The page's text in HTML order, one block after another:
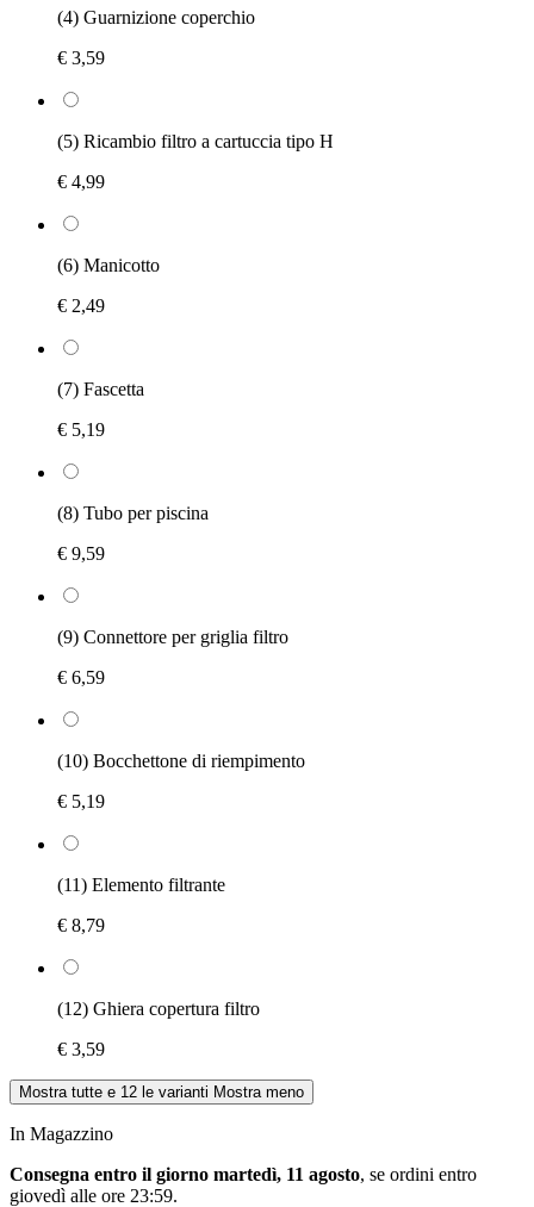
(4) Guarnizione coperchio
€ 3,59
(5) Ricambio filtro a cartuccia tipo H
€ 4,99
(6) Manicotto
€ 2,49
(7) Fascetta
€ 5,19
(8) Tubo per piscina
€ 9,59
(9) Connettore per griglia filtro
€ 6,59
(10) Bocchettone di riempimento
€ 5,19
(11) Elemento filtrante
€ 8,79
(12) Ghiera copertura filtro
€ 3,59
Mostra tutte e 12 le varianti Mostra meno
In Magazzino
Consegna entro il giorno martedì, 11 agosto, se ordini entro
giovedì alle ore 23:59.